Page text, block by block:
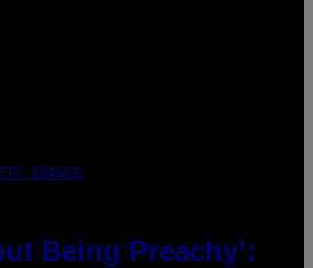
IMAGES
Being Preachy’: